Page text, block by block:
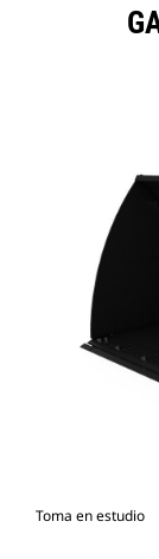
Toma en estudio